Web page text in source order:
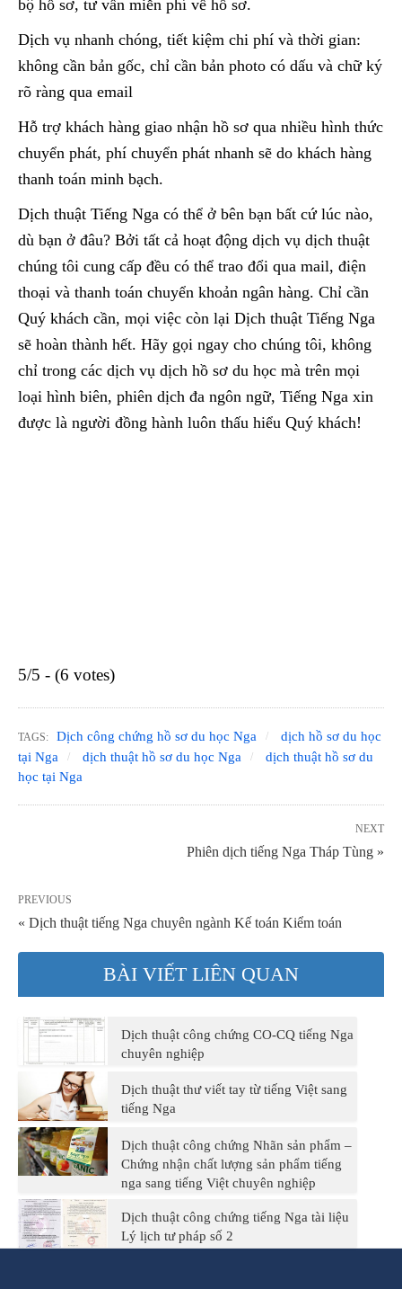
bộ hồ sơ, tư vấn miễn phí về hồ sơ.
Dịch vụ nhanh chóng, tiết kiệm chi phí và thời gian:
không cần bản gốc, chỉ cần bản photo có dấu và chữ ký
rõ ràng qua email
Hỗ trợ khách hàng giao nhận hồ sơ qua nhiều hình thức
chuyển phát, phí chuyển phát nhanh sẽ do khách hàng
thanh toán minh bạch.
Dịch thuật Tiếng Nga có thể ở bên bạn bất cứ lúc nào,
dù bạn ở đâu? Bởi tất cả hoạt động dịch vụ dịch thuật
chúng tôi cung cấp đều có thể trao đổi qua mail, điện
thoại và thanh toán chuyển khoản ngân hàng. Chỉ cần
Quý khách cần, mọi việc còn lại Dịch thuật Tiếng Nga
sẽ hoàn thành hết. Hãy gọi ngay cho chúng tôi, không
chỉ trong các dịch vụ dịch hồ sơ du học mà trên mọi
loại hình biên, phiên dịch đa ngôn ngữ, Tiếng Nga xin
được là người đồng hành luôn thấu hiểu Quý khách!
5/5 - (6 votes)
TAGS: Dịch công chứng hồ sơ du học Nga
dịch hồ sơ du học
tại Nga
dịch thuật hồ sơ du học Nga
dịch thuật hồ sơ du
học tại Nga
NEXT
Phiên dịch tiếng Nga Tháp Tùng »
PREVIOUS
« Dịch thuật tiếng Nga chuyên ngành Kế toán Kiểm toán
BÀI VIẾT LIÊN QUAN
Dịch thuật công chứng CO-CQ tiếng Nga
chuyên nghiệp
Dịch thuật thư viết tay từ tiếng Việt sang
tiếng Nga
Dịch thuật công chứng Nhãn sản phẩm –
Chứng nhận chất lượng sản phẩm tiếng
nga sang tiếng Việt chuyên nghiệp
Dịch thuật công chứng tiếng Nga tài liệu
Lý lịch tư pháp số 2